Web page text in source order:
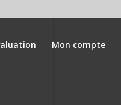
Mon compte